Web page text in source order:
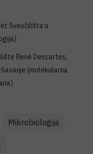
Sveučilišta u
René Descartes,
(molekularna
Mikrobiologija